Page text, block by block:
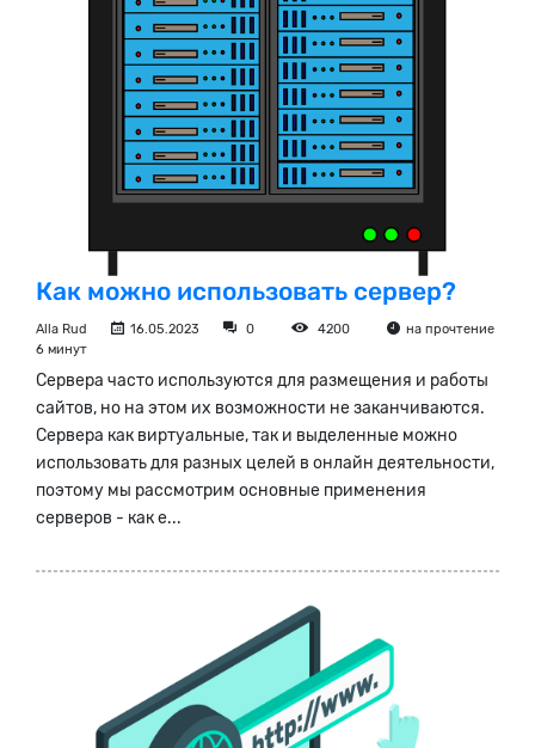
Как можно использовать сервер?
Alla Rud 16.05.2023 0 4200
на прочтение
6 минут
Сервера часто используются для размещения и работы
сайтов, но на этом их возможности не заканчиваются.
Сервера как виртуальные, так и выделенные можно
использовать для разных целей в онлайн деятельности,
поэтому мы рассмотрим основные применения
серверов - как е...